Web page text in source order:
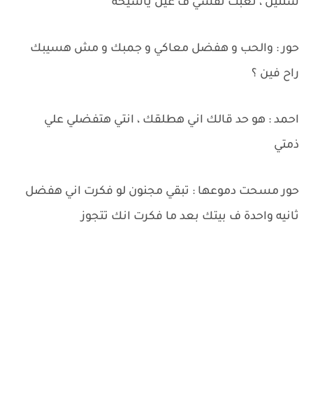
سنتين ، تعبت نفسي ف عيل ياشيخه
حور : والحب و هفضل معاكي و جمبك و مش هسيبك
راح فين ؟
احمد : هو حد قالك اني هطلقك ، انتي هتفضلي علي
ذمتي
حور مسحت دموعها : تبقي مجنون لو فكرت اني هفضل
ثانيه واحدة ف بيتك بعد ما فكرت انك تتجوز